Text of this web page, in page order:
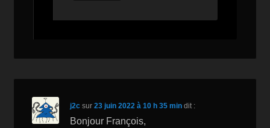
j2c sur23 juin 2022 à 10 h 35 min dit :
Bonjour François,